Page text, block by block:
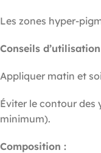
Les zones hyper-
Conseils
Appliquer matin et
Éviter le contour des
minimum).
Composition :